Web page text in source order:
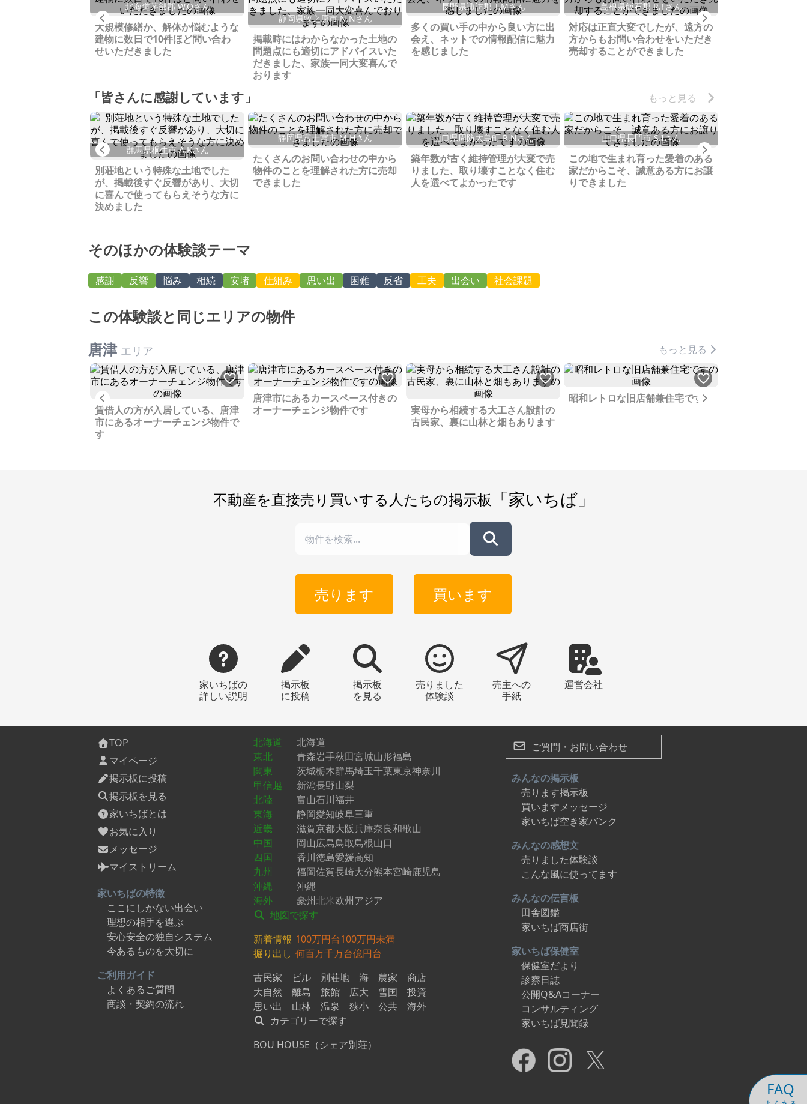
Previous
北海道茅部郡 W.Oさん
大規模修繕か、解体か悩むような
建物に数日で10件ほど問い合わ
せいただきました
静岡県牧之原市 N.Nさん
掲載時にはわからなかった土地の
問題点にも適切にアドバイスいた
だきました、家族一同大変喜んで
おります
長野県諏訪郡 T.Mさん
多くの買い手の中から良い方に出
会え、ネットでの情報配信に魅力
を感じました
島根県飯石郡 R.Tさん
対応は正直大変でしたが、遠方の
方からもお問い合わせをいただき
売却することができました
「皆さんに感謝しています」 もっと見る
Previous
群馬県桐生市 A.Kさん
別荘地という特殊な土地でした
が、掲載後すぐ反響があり、大切
に喜んで使ってもらえそうな方に
決めました
静岡県富士宮市 M.Hさん
たくさんのお問い合わせの中から
物件のことを理解された方に売却
できました
山口県周防大島町 R.Nさん
築年数が古く維持管理が大変で売
りました、取り壊すことなく住む
人を選べてよかったです
山口県長門市 S.Iさん
この地で生まれ育った愛着のある
家だからこそ、誠意ある方にお譲
りできました
そのほかの体験談テーマ
感謝 反響 悩み 相続 安堵 仕組み 思い出 困難 反省 工夫 出会い 社会課題
この体験談と同じエリアの物件
唐津 エリア もっと見る
賃借人の方が入居している、唐津
市にあるオーナーチェンジ物件で
す
唐津市にあるカースペース付きの
オーナーチェンジ物件です
実母から相続する大工さん設計の
古民家、裏に山林と畑もあります
昭和レトロな旧店舗兼住宅です
FAQ
不動産を直接売り買いする人たちの掲示板 「家いちば」
売ります 買います
家いちばの
詳しい説明
掲示板
に投稿
掲示板
を見る
売りました
体験談
売主への
手紙
運営会社
TOP
マイページ
掲示板に投稿
掲示板を見る
家いちばとは
お気に入り
メッセージ
マイストリーム
家いちばの特徴
ここにしかない出会い
理想の相手を選ぶ
安心安全の独自システム
今あるものを大切に
ご利用ガイド
よくあるご質問
商談・契約の流れ
北海道
北海道
東北
青森岩手秋田宮城山形福島
関東
茨城栃木群馬埼玉千葉東京神奈川
甲信越
新潟長野山梨
北陸
富山石川福井
東海
静岡愛知岐阜三重
近畿
滋賀京都大阪兵庫奈良和歌山
中国
岡山広島鳥取島根山口
四国
香川徳島愛媛高知
九州
福岡佐賀長崎大分熊本宮崎鹿児島
沖縄
沖縄
海外
豪州北米欧州アジア
地図で探す
新着情報 100万円台100万円未満
掘り出し 何百万千万台億円台
古民家
ビル 別荘地 海 農家
商店
大自然
離島 旅館 広大 雪国
投資
思い出
山林 温泉 狭小 公共
海外
カテゴリーで探す
BOU HOUSE（シェア別荘）
ご質問・お問い合わせ
みんなの掲示板
売ります掲示板
買いますメッセージ
家いちば空き家バンク
みんなの感想文
売りました体験談
こんな風に使ってます
みんなの伝言板
田舎図鑑
家いちば商店街
家いちば保健室
保健室だより
診察日誌
公開Q&Aコーナー
コンサルティング
家いちば見聞録